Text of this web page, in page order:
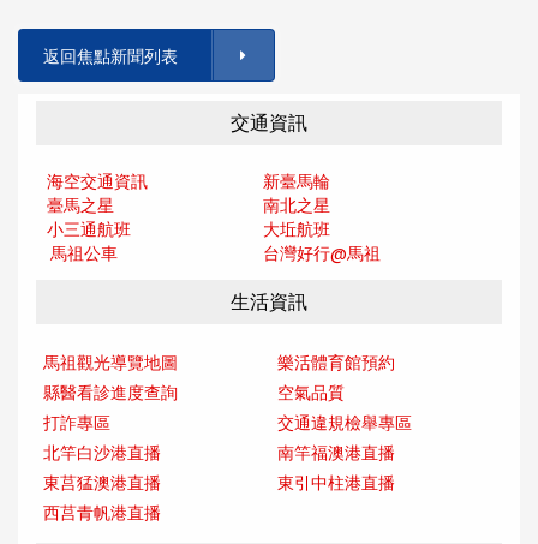
返回焦點新聞列表
交通資訊
海空交通資訊
新臺馬輪
臺馬之星
南北之星
小三通航班
大坵航班
馬祖公車
台灣好行@馬祖
生活資訊
馬祖觀光導覽地圖
樂活體育館預約
縣醫看診進度查詢
空氣品質
打詐專區
交通違規檢舉專區
北竿白沙港直播
南竿福澳港直播
東莒猛澳港直播
東引中柱港直播
西莒青帆港直播